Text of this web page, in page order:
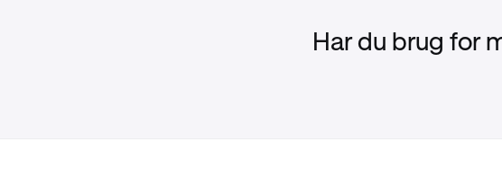
3 IKraken Pro skal du:
Har du brug for